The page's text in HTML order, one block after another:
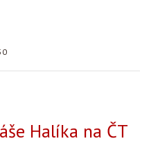
Halíka na ČT